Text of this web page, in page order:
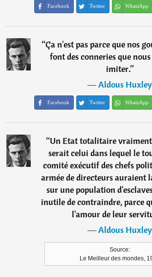
Facebook Twitter WhatsApp
“Ça n'est pas parce que nos
font des conneries que
imiter.”
―Aldous Huxley
Facebook Twitter WhatsApp
“Un Etat totalitaire
serait celui dans lequel le
comité exécutif des chefs
armée de directeurs auraient
sur une population
inutile de contraindre, parce
l'amour de leur
―Aldous Huxley
Source:
Le Meilleur des mondes,